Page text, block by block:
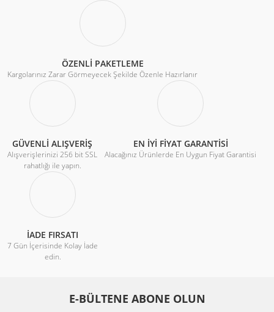
ÖZENLİ PAKETLEME
Kargolarınız Zarar Görmeyecek Şekilde Özenle Hazırlanır
GÜVENLİ ALIŞVERİŞ
Alışverişlerinizi 256 bit SSL
rahatlığı ile yapın.
EN İYİ FİYAT GARANTİSİ
Alacağınız Ürünlerde En Uygun Fiyat Garantisi
İADE FIRSATI
7 Gün İçerisinde Kolay İade
edin.
E-BÜLTENE ABONE OLUN